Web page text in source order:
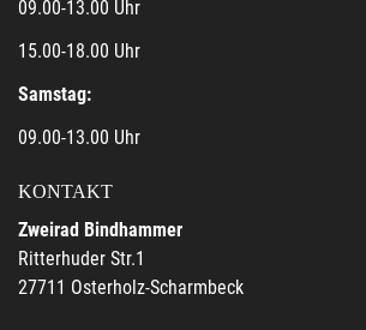
09.00-13.00 Uhr
15.00-18.00 Uhr
Samstag:
09.00-13.00 Uhr
KONTAKT
Zweirad Bindhammer
Ritterhuder Str.1
27711 Osterholz-Scharmbeck